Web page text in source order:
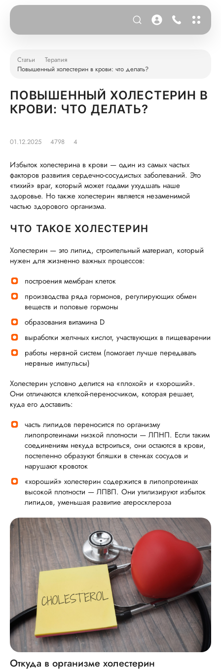
Статьи
Терапия
Повышенный холестерин в крови: что делать?
ПОВЫШЕННЫЙ ХОЛЕСТЕРИН В
КРОВИ: ЧТО ДЕЛАТЬ?
01.12.2025 4798 4
Избыток холестерина в крови — один из самых частых
факторов развития сердечно-сосудистых заболеваний. Это
«тихий» враг, который может годами ухудшать наше
здоровье. Но также холестерин является незаменимой
частью здорового организма.
ЧТО ТАКОЕ ХОЛЕСТЕРИН
Холестерин — это липид, строительный материал, который
нужен для жизненно важных процессов:
построения мембран клеток
производства ряда гормонов, регулирующих обмен
веществ и половые гормоны
образования витамина D
выработки желчных кислот, участвующих в пищеварении
работы нервной систем (помогает лучше передавать
нервные импульсы)
Холестерин условно делится на «плохой» и «хороший».
Они отличаются клеткой-переносчиком, которая решает,
куда его доставить:
часть липидов переносится по организму
липопротеинами низкой плотности — ЛПНП. Если таким
соединениям некуда встроиться, они остаются в крови,
постепенно образуют бляшки в стенках сосудов и
нарушают кровоток
«хороший» холестерин содержится в липопротеинах
высокой плотности — ЛПВП. Они утилизируют избыток
липидов, уменьшая развитие атеросклероза
Откуда в организме холестерин